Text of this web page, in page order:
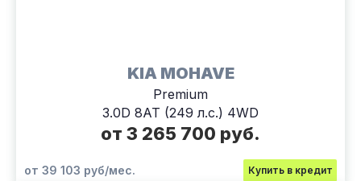
KIA MOHAVE
Premium
3.0D 8AT (249 л.с.) 4WD
от 3 265 700 руб.
от 39 103 руб/мес. Купить в кредит